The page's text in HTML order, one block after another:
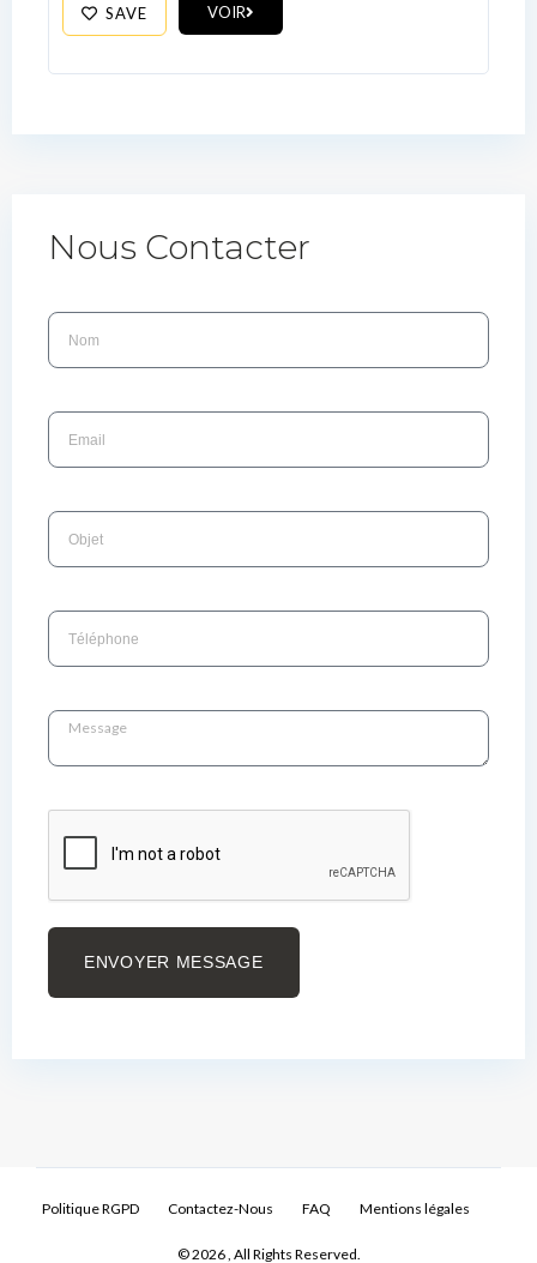
SAVE VOIR
Nous Contacter
ENVOYER MESSAGE
Politique RGPD Contactez-Nous FAQ Mentions légales
© 2026 , All Rights Reserved.